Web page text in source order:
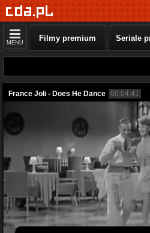
MENU Filmy premium Seriale
France Joli - Does He Dance 00:04:41